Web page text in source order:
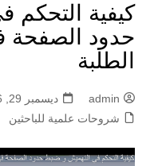
كيفية
حدود الصفحة
الطلبة
admin ديسمبر 29, 2016
شروحات علمية للباحثين